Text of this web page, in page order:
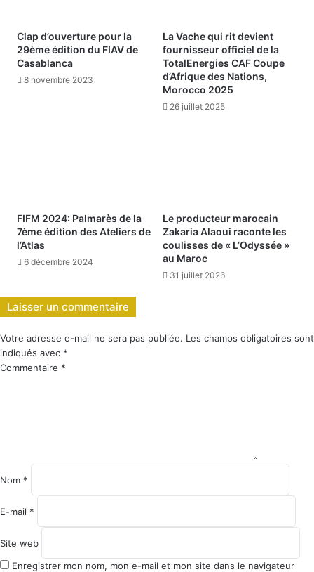
Clap d’ouverture pour la
29ème édition du FIAV de
Casablanca
8 novembre 2023
La Vache qui rit devient
fournisseur officiel de la
TotalEnergies CAF Coupe
d’Afrique des Nations,
Morocco 2025
26 juillet 2025
FIFM 2024: Palmarès de la
7ème édition des Ateliers de
l’Atlas
6 décembre 2024
Le producteur marocain
Zakaria Alaoui raconte les
coulisses de « L’Odyssée »
au Maroc
31 juillet 2026
Laisser un commentaire
Votre adresse e-mail ne sera pas publiée. Les champs obligatoires sont
indiqués avec *
Commentaire *
Nom *
E-mail *
Site web
Enregistrer mon nom, mon e-mail et mon site dans le navigateur